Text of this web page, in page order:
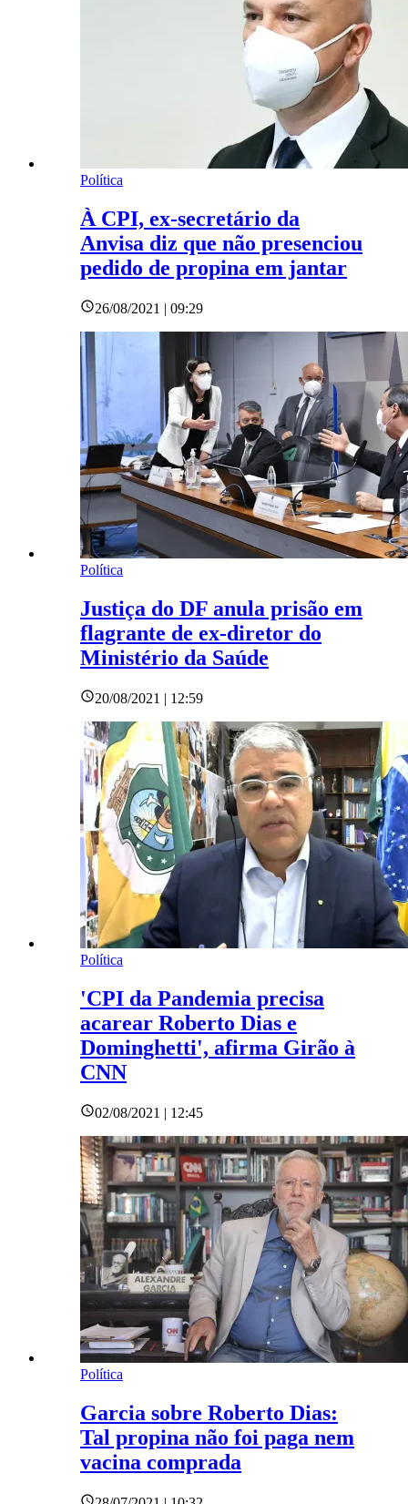
Política
À CPI, ex-secretário da
Anvisa diz que não presenciou
pedido de propina em jantar
26/08/2021 | 09:29
Política
Justiça do DF anula prisão em
flagrante de ex-diretor do
Ministério da Saúde
20/08/2021 | 12:59
Política
'CPI da Pandemia precisa
acarear Roberto Dias e
Dominghetti', afirma Girão à
CNN
02/08/2021 | 12:45
Política
Garcia sobre Roberto Dias:
Tal propina não foi paga nem
vacina comprada